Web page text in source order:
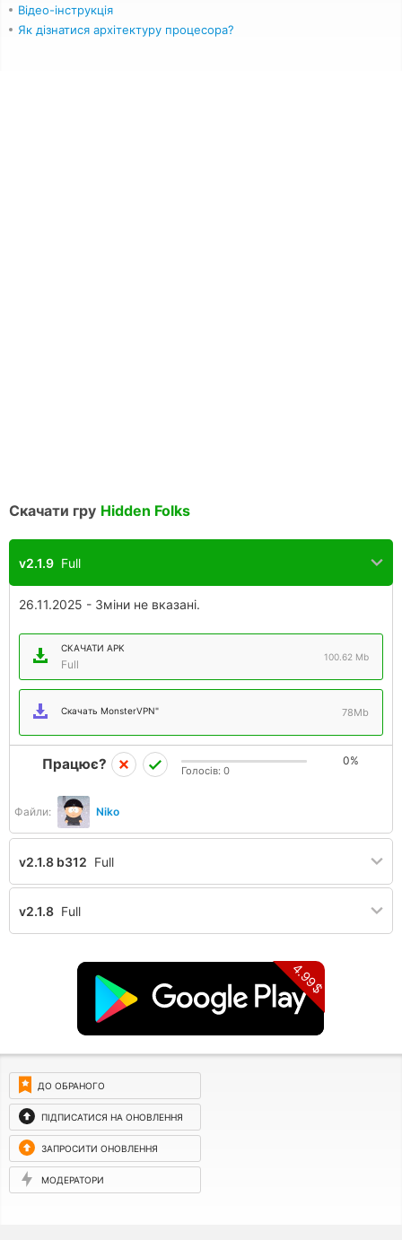
Відео-інструкція
Як дізнатися архітектуру процесора?
Скачати гру Hidden Folks
v2.1.9 Full
26.11.2025 - Зміни не вказані.
СКАЧАТИ APK
Full
100.62 Mb
Скачать MonsterVPN" 78Mb
Файли: Niko
Працює? 0%
Голосів: 0
v2.1.8 b312 Full
v2.1.8 Full
4.99$
ДО ОБРАНОГО
ПІДПИСАТИСЯ НА ОНОВЛЕННЯ
ЗАПРОСИТИ ОНОВЛЕННЯ
МОДЕРАТОРИ